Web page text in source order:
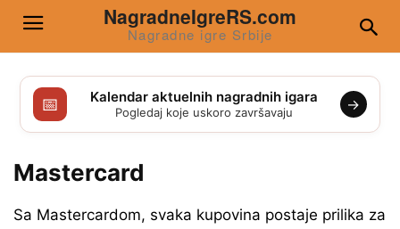
NagradneIgreRS.com
Nagradne igre Srbije
📅 Kalendar aktuelnih nagradnih igara
Pogledaj koje uskoro završavaju →
Mastercard
Sa Mastercardom, svaka kupovina postaje prilika za